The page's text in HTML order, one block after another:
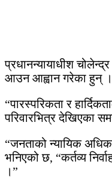
प्रधानन्यायाधीश
आउन आह्वान गरेका हुन् ।
“पारस्परिकता र
परिवारभित्र देखिएका
“जनताको न्यायिक
भनिएको छ, “कर्तव्य
।”